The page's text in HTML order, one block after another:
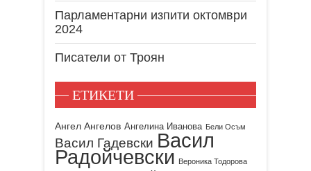
Парламентарни изпити октомври
2024
Писатели от Троян
ЕТИКЕТИ
Ангел Ангелов Ангелина Иванова Бели Осъм
Васил Гадевски Васил
Радойчевски Вероника Тодорова